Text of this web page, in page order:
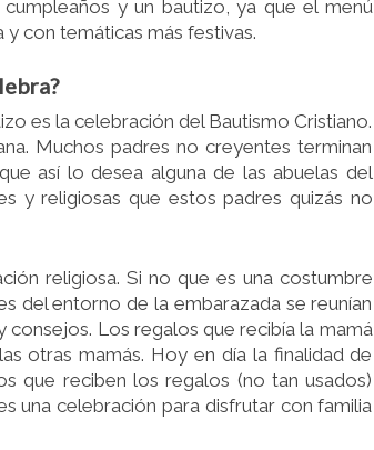
y un bautizo, ya que el menú
con temáticas más festivas.
es la celebración del Bautismo Cristiano.
Muchos padres no creyentes terminan
así lo desea alguna de las abuelas del
y religiosas que estos padres quizás no
religiosa. Si no que es una costumbre
del entorno de la embarazada se reunían
consejos. Los regalos que recibía la mamá
otras mamás. Hoy en día la finalidad de
que reciben los regalos (no tan usados)
una celebración para disfrutar con familia